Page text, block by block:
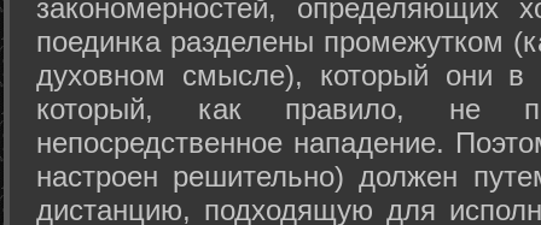
закономерностей, определяющих
поединка разделены промежутком
духовном смысле), который они в
который, как правило, не
непосредственное нападение.
настроен решительно) должен
дистанцию, подходящую для